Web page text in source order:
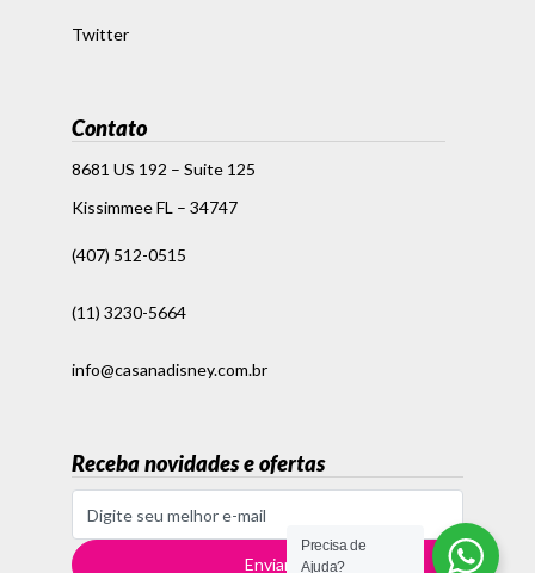
Twitter
Contato
8681 US 192 – Suite 125
Kissimmee FL – 34747
(407) 512-0515
(11) 3230-5664
info@casanadisney.com.br
Receba novidades e ofertas
Precisa de
Ajuda?